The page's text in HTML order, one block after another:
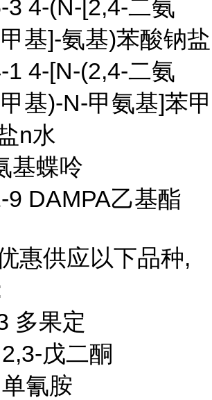
3 4-(N-[2,4-二氨
基]-氨基)苯酸钠盐
1 4-[N-(2,4-二氨
基)-N-甲氨基]苯甲
n水
基蝶呤
9 DAMPA乙基酯
惠供应以下品种,
多果定
戊二酮
氰胺